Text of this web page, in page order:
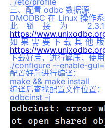
三、配置 odbc 数据源
DMODBC 在 Linux 操作
此链接为
https://
如果需要下载其他
https://
下载好后，进行解压，使用
配置好后进行编译：
编译后查找配置文件位置：